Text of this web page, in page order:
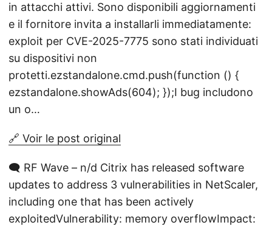
in attacchi attivi. Sono disponibili aggiornamenti
e il fornitore invita a installarli immediatamente:
exploit per CVE-2025-7775 sono stati individuati
su dispositivi non
protetti.ezstandalone.cmd.push(function () {
ezstandalone.showAds(604); });I bug includono
un o…
🔗 Voir le post original
🗨️ RF Wave – n/d Citrix has released software
updates to address 3 vulnerabilities in NetScaler,
including one that has been actively
exploitedVulnerability: memory overflowImpact: